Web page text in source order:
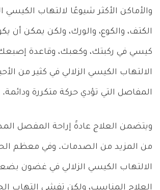
والأماكن الأكثر شيوعًا لالتهاب الكيسي
الكتف، والكوع، والورك، ولكن يمكن أن
كيسي في ركبتك، وكعبك، وقاعدة
الالتهاب الكيسي الزلالي في كثير من
المفاصل التي تؤدي حركة متكررة ودائمة.
ويتضمن العلاج عادةً إراحة المفصل
من المزيد من الصدمات. وفي معظم
الالتهاب الكيسي الزلالي في غضون
العلاج المناسب، ولكن تفشي التهاب